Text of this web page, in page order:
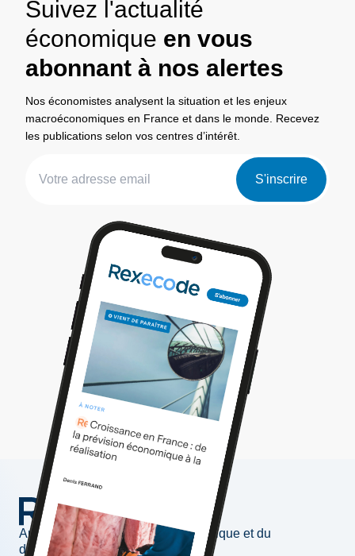
Suivez l'actualité
économique en vous
abonnant à nos alertes
Nos économistes analysent la situation et les enjeux
macroéconomiques en France et dans le monde. Recevez
les publications selon vos centres d’intérêt.
S'inscrire
Au service de l'information économique et du
développement des entreprises